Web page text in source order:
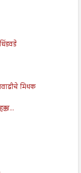
मिथक